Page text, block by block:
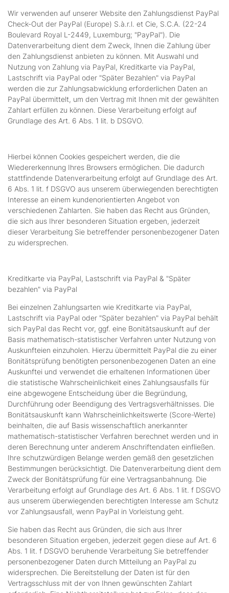
Wir verwenden auf unserer Website den Zahlungsdienst PayPal
Check-Out der PayPal (Europe) S.à.r.l. et Cie, S.C.A. (22-24
Boulevard Royal L-2449, Luxemburg; "PayPal"). Die
Datenverarbeitung dient dem Zweck, Ihnen die Zahlung über
den Zahlungsdienst anbieten zu können. Mit Auswahl und
Nutzung von Zahlung via PayPal, Kreditkarte via PayPal,
Lastschrift via PayPal oder "Später Bezahlen" via PayPal
werden die zur Zahlungsabwicklung erforderlichen Daten an
PayPal übermittelt, um den Vertrag mit Ihnen mit der gewählten
Zahlart erfüllen zu können. Diese Verarbeitung erfolgt auf
Grundlage des Art. 6 Abs. 1 lit. b DSGVO.
Hierbei können Cookies gespeichert werden, die die
Wiedererkennung Ihres Browsers ermöglichen. Die dadurch
stattfindende Datenverarbeitung erfolgt auf Grundlage des Art.
6 Abs. 1 lit. f DSGVO aus unserem überwiegenden berechtigten
Interesse an einem kundenorientierten Angebot von
verschiedenen Zahlarten. Sie haben das Recht aus Gründen,
die sich aus Ihrer besonderen Situation ergeben, jederzeit
dieser Verarbeitung Sie betreffender personenbezogener Daten
zu widersprechen.
Kreditkarte via PayPal, Lastschrift via PayPal & "Später
bezahlen" via PayPal
Bei einzelnen Zahlungsarten wie Kreditkarte via PayPal,
Lastschrift via PayPal oder "Später bezahlen" via PayPal behält
sich PayPal das Recht vor, ggf. eine Bonitätsauskunft auf der
Basis mathematisch-statistischer Verfahren unter Nutzung von
Auskunfteien einzuholen. Hierzu übermittelt PayPal die zu einer
Bonitätsprüfung benötigten personenbezogenen Daten an eine
Auskunftei und verwendet die erhaltenen Informationen über
die statistische Wahrscheinlichkeit eines Zahlungsausfalls für
eine abgewogene Entscheidung über die Begründung,
Durchführung oder Beendigung des Vertragsverhältnisses. Die
Bonitätsauskunft kann Wahrscheinlichkeitswerte (Score-Werte)
beinhalten, die auf Basis wissenschaftlich anerkannter
mathematisch-statistischer Verfahren berechnet werden und in
deren Berechnung unter anderem Anschriftendaten einfließen.
Ihre schutzwürdigen Belange werden gemäß den gesetzlichen
Bestimmungen berücksichtigt. Die Datenverarbeitung dient dem
Zweck der Bonitätsprüfung für eine Vertragsanbahnung. Die
Verarbeitung erfolgt auf Grundlage des Art. 6 Abs. 1 lit. f DSGVO
aus unserem überwiegenden berechtigten Interesse am Schutz
vor Zahlungsausfall, wenn PayPal in Vorleistung geht.
Sie haben das Recht aus Gründen, die sich aus Ihrer
besonderen Situation ergeben, jederzeit gegen diese auf Art. 6
Abs. 1 lit. f DSGVO beruhende Verarbeitung Sie betreffender
personenbezogener Daten durch Mitteilung an PayPal zu
widersprechen. Die Bereitstellung der Daten ist für den
Vertragsschluss mit der von Ihnen gewünschten Zahlart